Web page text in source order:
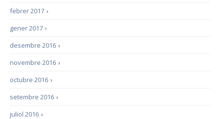
›
febrer 2017
›
gener 2017
›
desembre 2016
›
novembre 2016
›
octubre 2016
›
setembre 2016
›
juliol 2016